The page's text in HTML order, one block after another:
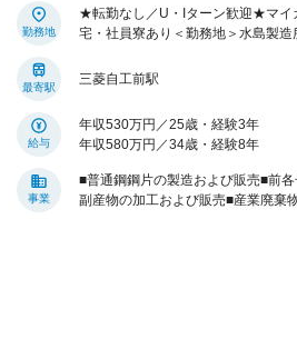
勤務地
★転勤なし／U・Iターン歓迎★マイ
宅・社員寮あり＜勤務地＞水島製造
最寄駅
三菱自工前駅
給与
年収530万円／25歳・経験3年
年収580万円／34歳・経験8年
事業
■普通鋼鋼片の製造および販売■前
副産物の加工および販売■産業廃棄